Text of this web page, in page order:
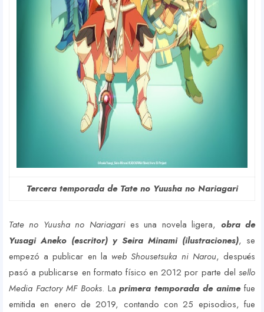
Tercera temporada de Tate no Yuusha no Nariagari
Tate no Yuusha no Nariagari es una novela ligera, obra de
Yusagi Aneko (escritor) y Seira Minami (ilustraciones), se
empezó a publicar en la web Shousetsuka ni Narou, después
pasó a publicarse en formato físico en 2012 por parte del sello
Media Factory MF Books. La primera temporada de animefue
emitida en enero de 2019, contando con 25 episodios, fue